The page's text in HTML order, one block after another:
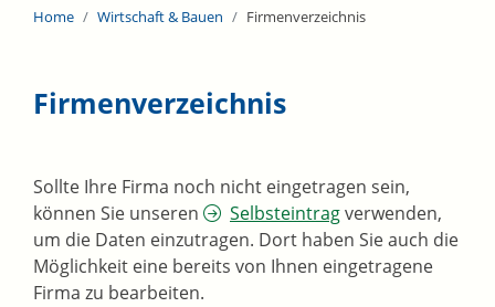
Home Wirtschaft & Bauen Firmenverzeichnis
Firmenverzeichnis
Sollte Ihre Firma noch nicht eingetragen sein,
können Sie unseren
Selbsteintragverwenden,
um die Daten einzutragen. Dort haben Sie auch die
Möglichkeit eine bereits von Ihnen eingetragene
Firma zu bearbeiten.